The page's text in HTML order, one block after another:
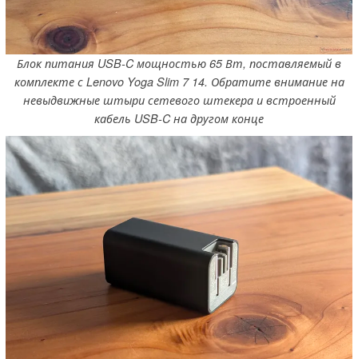
Блок питания USB-C мощностью 65 Вт, поставляемый в
комплекте с Lenovo Yoga Slim 7 14. Обратите внимание на
невыдвижные штыри сетевого штекера и встроенный
кабель USB-C на другом конце